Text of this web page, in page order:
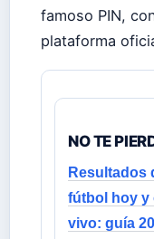
famoso PIN,
plataforma
NO TE
Resultados
fútbol hoy y
vivo: guía